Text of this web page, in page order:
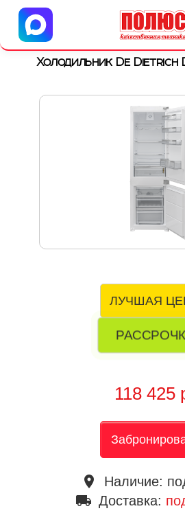
Центр бытовой
г. Ульяновск, ул.
Холодильник De Dietrich
ЛУЧШАЯ
118 425
place Наличие:
local_shipping Доставка: